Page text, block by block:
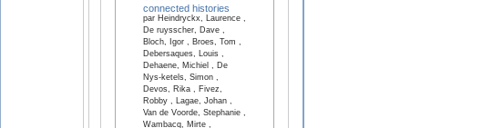
connected histories
par Heindryckx, Laurence ,
De ruysscher, Dave ,
Bloch, Igor , Broes, Tom ,
Debersaques, Louis ,
Dehaene, Michiel , De
Nys-ketels, Simon ,
Devos, Rika , Fivez,
Robby , Lagae, Johan ,
Van de Voorde, Stephanie ,
Wambacq, Mirte ,